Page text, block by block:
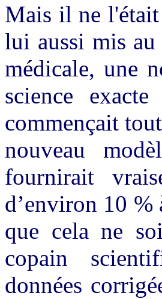
Mais il ne l'était
lui aussi mis
médicale, une
science
commençait
nouveau
fournirait
d’environ 10 %
que cela ne
copain
données